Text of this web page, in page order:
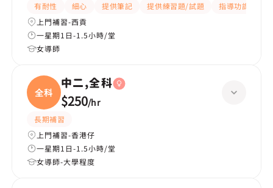
有耐性 細心 提供筆記 提供練習題/試題 指導功課
上門補習-西貢
一星期1日-1.5小時/堂
女導師
全科
中二,全科
$250/hr
長期補習
上門補習-香港仔
一星期1日-1.5小時/堂
女導師-大學程度